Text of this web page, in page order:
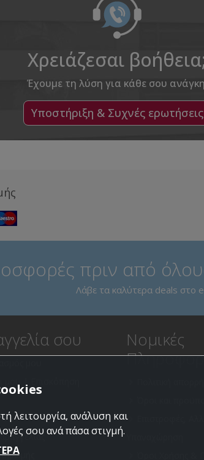
Χρειάζεσαι
Έχουμε τη λύση για κάθε σου
Υποστήριξη & Συχνές ερωτήσεις
πριν από
Λάβε τα καλύτερα deals στο
σου
μου | Επισκόπηση
Νομικές
λειτουργία, ανάλυση και
σου ανά πάσα στιγμή.